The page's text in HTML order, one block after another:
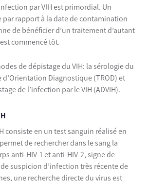
par VIH est primordial. Un
par rapport à la date de contamination
de bénéficier d’un traitement d’autant
commencé tôt.
de dépistage du VIH: la sérologie du
d’Orientation Diagnostique (TROD) et
de l’infection par le VIH (ADVIH).
consiste en un test sanguin réalisé en
de rechercher dans le sang la
anti-HIV-1 et anti-HIV-2, signe de
suspicion d’infection très récente de
une recherche directe du virus est